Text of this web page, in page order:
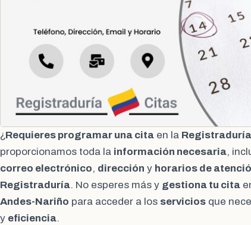
¿Requieres programar una cita en la
proporcionamos toda la información necesaria,
correo electrónico, dirección y horarios de
Registraduría. No esperes más y gestiona tu cita
Andes-Nariño para acceder a los servicios que
y eficiencia.